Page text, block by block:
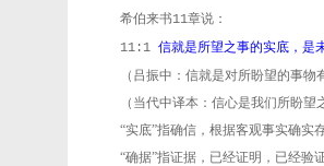
希伯来书11章说：
11:1 信就是所望之事的实底，是
（吕振中：信就是对所盼望的事物
（当代中译本：信心是我们所盼望
“实底”指确信，根据客观事实确实
“确据”指证据，已经证明，已经验